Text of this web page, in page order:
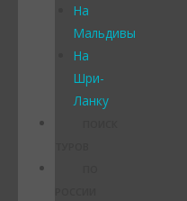
На
Мальдивы
На
Шри-
Ланку